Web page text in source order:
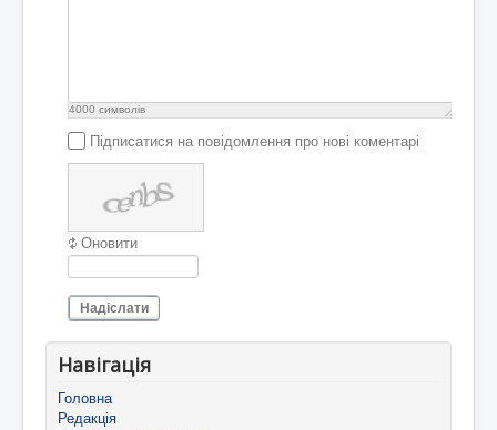
4000 символів
Підписатися на повідомлення про нові коментарі
Оновити
Надіслати
Навігація
Головна
Редакція